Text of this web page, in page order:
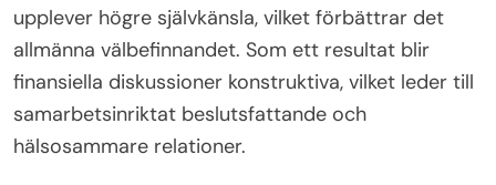
upplever högre självkänsla, vilket förbättrar det
allmänna välbefinnandet. Som ett resultat blir
finansiella diskussioner konstruktiva, vilket leder till
samarbetsinriktat beslutsfattande och
hälsosammare relationer.